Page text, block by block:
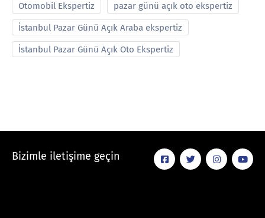
Otomobil Ekspertiz pazar günü açık oto ekspertiz
İstanbul Pazar Günü Açık Araba ekspertiz
İstanbul Pazar Günü Açık Oto Ekspertiz
Bizimle iletişime geçin